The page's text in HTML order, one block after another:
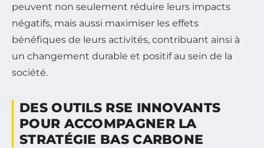
peuvent non seulement réduire leurs impacts
négatifs, mais aussi maximiser les effets
bénéfiques de leurs activités, contribuant ainsi à
un changement durable et positif au sein de la
société.
DES OUTILS RSE INNOVANTS
POUR ACCOMPAGNER LA
STRATÉGIE BAS CARBONE